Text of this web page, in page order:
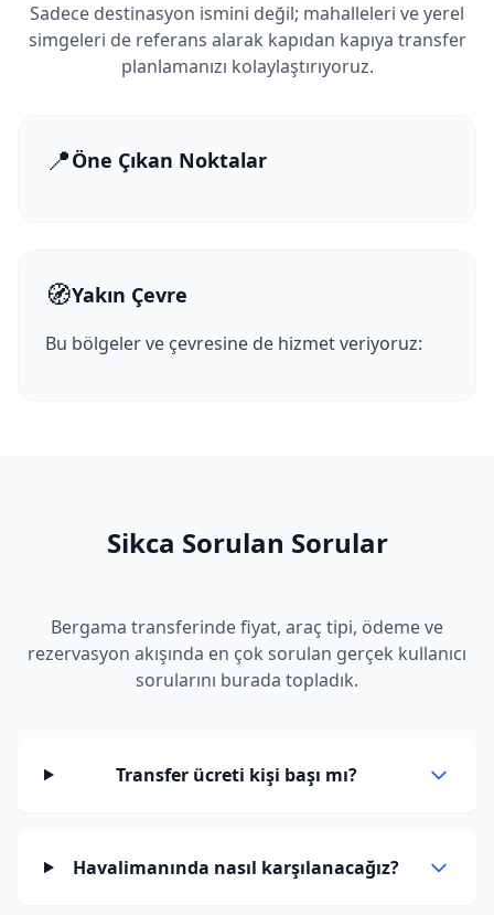
Sadece destinasyon ismini değil; mahalleleri ve yerel
simgeleri de referans alarak kapıdan kapıya transfer
planlamanızı kolaylaştırıyoruz.
📍Öne Çıkan Noktalar
🧭Yakın Çevre
Bu bölgeler ve çevresine de hizmet veriyoruz:
Sikca Sorulan Sorular
Bergama transferinde fiyat, araç tipi, ödeme ve
rezervasyon akışında en çok sorulan gerçek kullanıcı
sorularını burada topladık.
Transfer ücreti kişi başı mı?
Havalimanında nasıl karşılanacağız?